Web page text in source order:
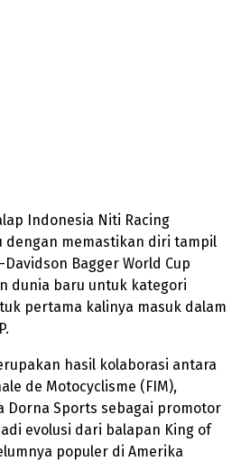
Indonesia Niti Racing
dengan memastikan diri tampil
Bagger World Cup
dunia baru untuk kategori
pertama kalinya masuk dalam
hasil kolaborasi antara
de Motocyclisme (FIM),
Dorna Sports sebagai promotor
evolusi dari balapan King of
populer di Amerika